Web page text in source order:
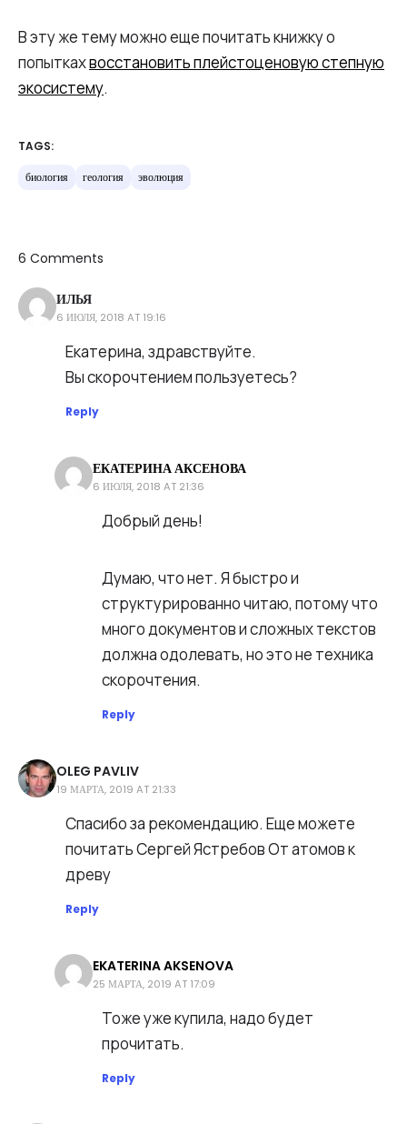
В эту же тему можно еще почитать книжку о
попыткахвосстановить плейстоценовую степную
экосистему.
TAGS:
биология геология эволюция
6 Comments
ИЛЬЯ
6 ИЮЛЯ, 2018 AT 19:16
Екатерина, здравствуйте.
Вы скорочтением пользуетесь?
Reply
ЕКАТЕРИНА АКСЕНОВА
6 ИЮЛЯ, 2018 AT 21:36
Добрый день!
Думаю, что нет. Я быстро и
структурированно читаю, потому что
много документов и сложных текстов
должна одолевать, но это не техника
скорочтения.
Reply
OLEG PAVLIV
19 МАРТА, 2019 AT 21:33
Спасибо за рекомендацию. Еще можете
почитать Сергей Ястребов От атомов к
древу
Reply
EKATERINA AKSENOVA
25 МАРТА, 2019 AT 17:09
Тоже уже купила, надо будет
прочитать.
Reply